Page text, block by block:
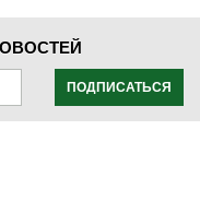
ПОДПИСАТЬСЯ